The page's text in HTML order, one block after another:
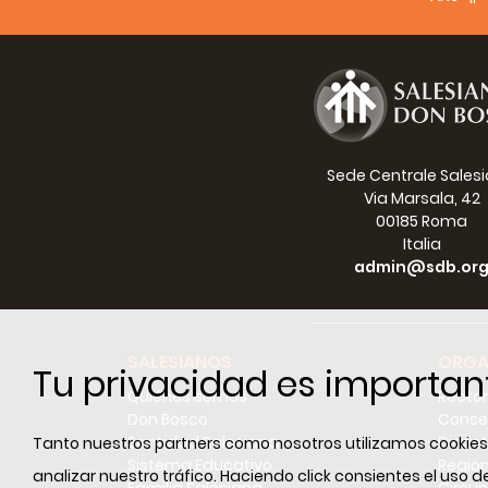
Tu privacidad es
Tanto nuestros partners como nosotros utilizamos
analizar nuestro tráfico. Haciendo click consientes el uso
Sede Centrale
Via Marsala, 42
00185 Roma
Italia
admin@sdb.org
Quiénes somos
Santidad Salesiana
Sistema Educativo